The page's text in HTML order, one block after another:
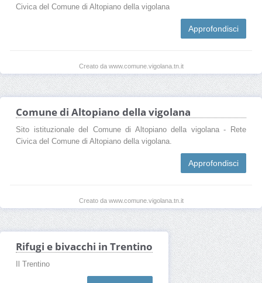
Civica del Comune di Altopiano della vigolana
Approfondisci
Creato da www.comune.vigolana.tn.it
Comune di Altopiano della vigolana
Sito istituzionale del Comune di Altopiano della vigolana - Rete
Civica del Comune di Altopiano della vigolana.
Approfondisci
Creato da www.comune.vigolana.tn.it
Rifugi e bivacchi in Trentino
Il Trentino